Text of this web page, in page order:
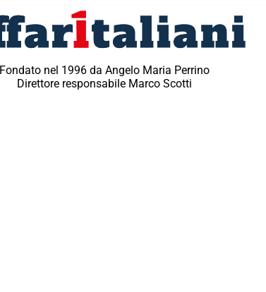
Fondato nel 1996 da Angelo Maria Perrino
Direttore responsabile Marco Scotti